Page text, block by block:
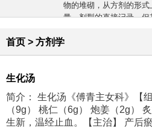
物的堆砌，从方剂的形
量、剂型的直接记录，
首页 > 方剂学
生化汤
简介： 生化汤《傅青主女科》【
（9g） 桃仁（6g） 炮姜（2g）
生新，温经止血。【主治】 产后